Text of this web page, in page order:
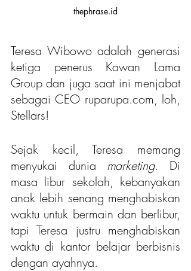
thephrase.id
Teresa Wibowo adalah generasi
ketiga penerus Kawan Lama
Group dan juga saat ini menjabat
sebagai CEO ruparupa.com, loh,
Stellars!
Sejak kecil, Teresa memang
menyukai dunia marketing. Di
masa libur sekolah, kebanyakan
anak lebih senang menghabiskan
waktu untuk bermain dan berlibur,
tapi Teresa justru menghabiskan
waktu di kantor belajar berbisnis
dengan ayahnya.